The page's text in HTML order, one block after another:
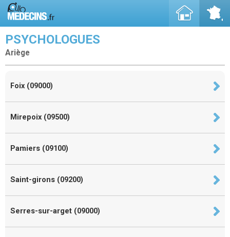
PSYCHOLOGUES
Ariège
Foix (09000)
Mirepoix (09500)
Pamiers (09100)
Saint-girons (09200)
Serres-sur-arget (09000)